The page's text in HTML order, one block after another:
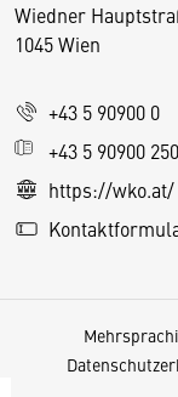
Wiedner
1045 Wien
+43 5 90900 0
+43 5 90900 250
https://wko.at/
D
s
e
S
e